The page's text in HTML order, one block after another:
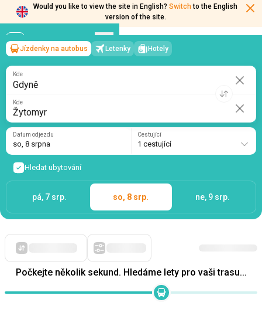
Would you like to view the site in English? Switch to the English
version of the site.
Gdyně→Žytomyr
so, 8 srpna/1 cestující
Jízdenky na autobus Letenky Hotely
Kde
Kde
Datum odjezdu
so, 8 srpna
Cestující
1 cestující
Hledat ubytování
pá, 7 srp. so, 8 srp. ne, 9 srp.
Počkejte několik sekund. Hledáme lety pro vaši trasu...